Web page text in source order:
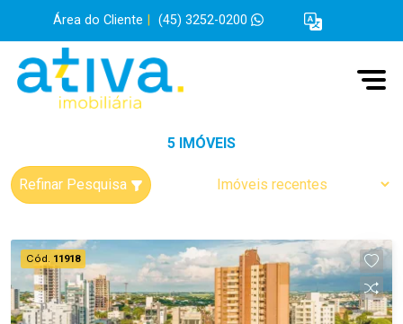
Área do Cliente (45) 3252-0200
5 IMÓVEIS
Refinar Pesquisa
Cód. 11918